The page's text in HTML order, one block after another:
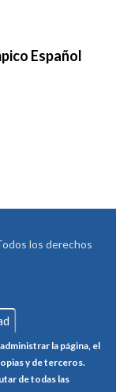
Español
los derechos
la página, el
y de terceros.
de todas las